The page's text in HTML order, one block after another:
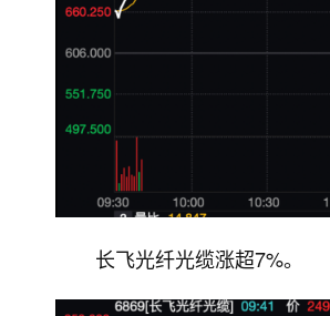
长飞光纤光缆涨超7%。